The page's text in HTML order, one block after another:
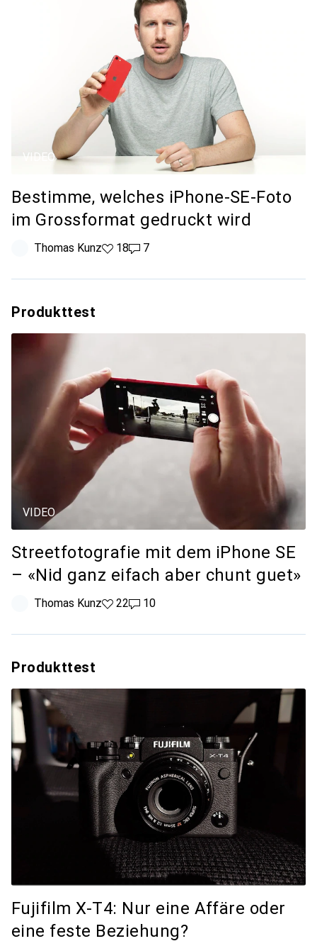
VIDEO
Bestimme, welches iPhone-SE-Foto
im Grossformat gedruckt wird
Thomas Kunz18 Likes
187 Kommentare
7
Produkttest
VIDEO
Streetfotografie mit dem iPhone SE
– «Nid ganz eifach aber chunt guet»
Thomas Kunz22 Likes
2210 Kommentare
10
Produkttest
Fujifilm X-T4: Nur eine Affäre oder
eine feste Beziehung?